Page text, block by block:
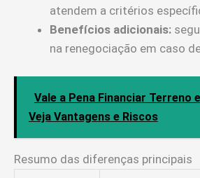
atendem a critérios
Benefícios adicionais:
na renegociação em caso
Vale a Pena Financiar Terreno
Veja Vantagens e Riscos
Resumo das diferenças principais